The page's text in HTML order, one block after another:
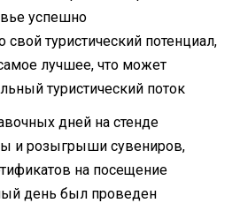
успешно
туристический потенциал,
лучшее, что может
туристический поток
дней на стенде
и розыгрыши сувениров,
на посещение
день был проведен